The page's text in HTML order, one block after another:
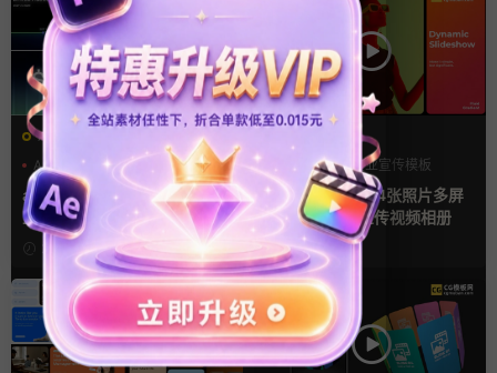
AE模板
AI
产品介绍 产品宣传
ae片头模板 36秒科技感AI人
工智能SaaS产品图文数据展示
宣传视频AE模板
2天前
产品宣传
企业宣传模板
分屏模板
fcpx插件 34秒14张照片多屏
模特产品广告宣传视频相册
2天前